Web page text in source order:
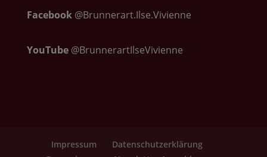
Facebook@Brunnerart.Ilse.Vivienne
YouTube @BrunnerartIlseVivienne
Impressum
Datenschutzerklärung